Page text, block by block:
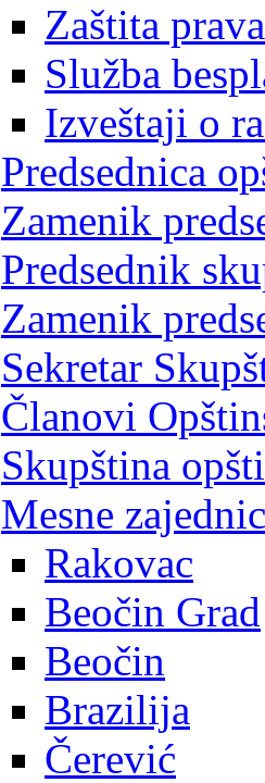
Zaštita
Služba
Izveštaji o
Predsednica
Zamenik
Predsednik
Zamenik
Sekretar
Članovi
Skupština
Mesne
Rakovac
Beočin Grad
Beočin
Brazilija
Čerević